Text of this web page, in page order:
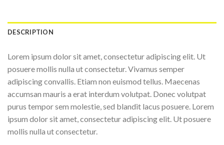
DESCRIPTION
Lorem ipsum dolor sit amet, consectetur adipiscing elit. Ut
posuere mollis nulla ut consectetur. Vivamus semper
adipiscing convallis. Etiam non euismod tellus. Maecenas
accumsan mauris a erat interdum volutpat. Donec volutpat
purus tempor sem molestie, sed blandit lacus posuere. Lorem
ipsum dolor sit amet, consectetur adipiscing elit. Ut posuere
mollis nulla ut consectetur.